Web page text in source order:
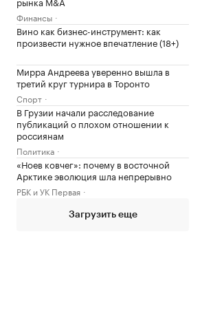
Финансы
Вино как бизнес-инструмент: как
произвести нужное впечатление (18+)
Мирра Андреева уверенно вышла в
третий круг турнира в Торонто
Спорт
В Грузии начали расследование
публикаций о плохом отношении к
россиянам
Политика
«Ноев ковчег»: почему в восточной
Арктике эволюция шла непрерывно
РБК и УК Первая
Загрузить еще